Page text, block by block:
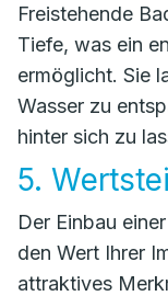
Freistehende
Tiefe, was ein
ermöglicht. Sie
Wasser zu
hinter sich zu
5.
Der Einbau
den Wert Ihrer
attraktives